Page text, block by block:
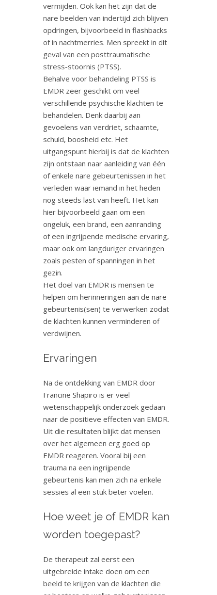
vermijden. Ook kan het zijn dat de
nare beelden van indertijd zich blijven
opdringen, bijvoorbeeld in flashbacks
of in nachtmerries. Men spreekt in dit
geval van een posttraumatische
stress-stoornis (PTSS).
Behalve voor behandeling PTSS is
EMDR zeer geschikt om veel
verschillende psychische klachten te
behandelen. Denk daarbij aan
gevoelens van verdriet, schaamte,
schuld, boosheid etc. Het
uitgangspunt hierbij is dat de klachten
zijn ontstaan naar aanleiding van één
of enkele nare gebeurtenissen in het
verleden waar iemand in het heden
nog steeds last van heeft. Het kan
hier bijvoorbeeld gaan om een
ongeluk, een brand, een aanranding
of een ingrijpende medische ervaring,
maar ook om langduriger ervaringen
zoals pesten of spanningen in het
gezin.
Het doel van EMDR is mensen te
helpen om herinneringen aan de nare
gebeurtenis(sen) te verwerken zodat
de klachten kunnen verminderen of
verdwijnen.
Ervaringen
Na de ontdekking van EMDR door
Francine Shapiro is er veel
wetenschappelijk onderzoek gedaan
naar de positieve effecten van EMDR.
Uit die resultaten blijkt dat mensen
over het algemeen erg goed op
EMDR reageren. Vooral bij een
trauma na een ingrijpende
gebeurtenis kan men zich na enkele
sessies al een stuk beter voelen.
Hoe weet je of EMDR kan
worden toegepast?
De therapeut zal eerst een
uitgebreide intake doen om een
beeld te krijgen van de klachten die